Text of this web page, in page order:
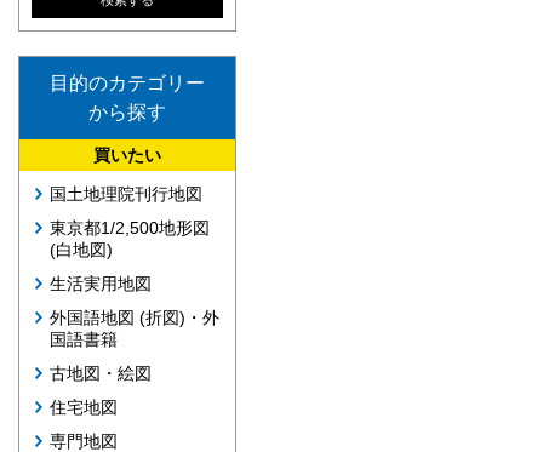
目的のカテゴリー
から探す
買いたい
国土地理院刊行地図
東京都1/2,500地形図
(白地図)
生活実用地図
外国語地図 (折図)・外
国語書籍
古地図・絵図
住宅地図
専門地図